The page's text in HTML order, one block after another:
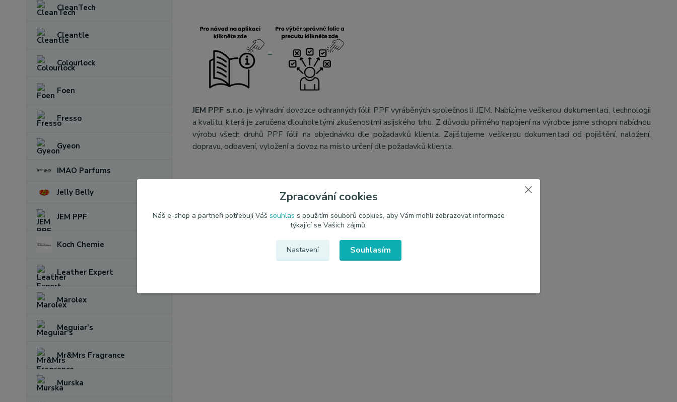
CleanTech
Cleantle
Colourlock
Foen
Fresso
Gyeon
IMAO Parfums
Jelly Belly
JEM PPF
Koch Chemie
Leather Expert
Marolex
Meguiar's
Mr&Mrs Fragrance
Murska
JEM PPF s.r.o. je výhradní dovozce ochranných fólii PPF vyráběných společnosti JEM. Nabízíme veškerou dokumentaci, technologii
a kvalitu, která je zaručena dlouholetými zkušenostmi asijského trhu. Z důvodu přímého napojení na výrobce jsme schopni nabídnou
výrobu všech druhů PPF fólii na objednávku dle požadavků klienta. Zajištujeme veškerou dokumentaci od pojištění, naložení,
dopravu, odbavení, vyložení a dovoz na místo určení dle požadavků klienta.
JEM PPF
Zpracování cookies
Náš e-shop a partneři potřebují Váš souhlas s použitím souborů cookies, aby Vám mohli zobrazovat informace
týkající se Vašich zájmů.
Nastavení Souhlasím